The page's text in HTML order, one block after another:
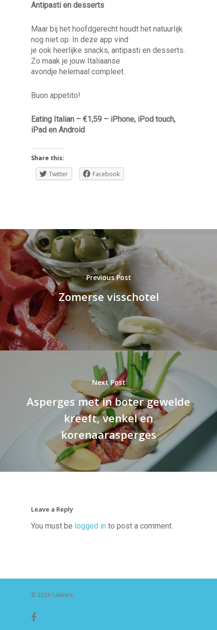
Antipasti en desserts
Maar bij het hoofdgerecht houdt het natuurlijk
nog niet op. In deze app vind
je ook heerlijke snacks, antipasti en desserts.
Zo maak je jouw Italiaanse
avondje helemaal compleet.
Buon appetito!
Eating Italian – €1,59 – iPhone, iPod touch,
iPad en Android
Share this:
Twitter
Facebook
Previous Post
Zomerse visschotel
Next Post
Asperges met in boter gewelde
kreeft, venkel en
korenaarasperges
Leave a Reply
You must be logged in to post a comment.
© 2026 Lekkers.